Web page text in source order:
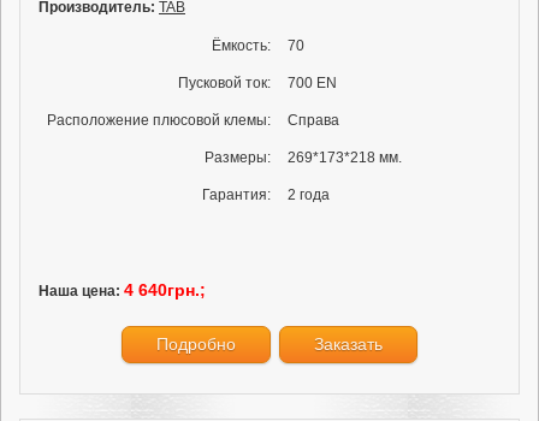
Производитель: TAB
Ёмкость: 70
Пусковой ток: 700 EN
Расположение плюсовой клемы: Справа
Размеры: 269*173*218 мм.
Гарантия: 2 года
Наша цена: 4 640грн.;
Подробно Заказать